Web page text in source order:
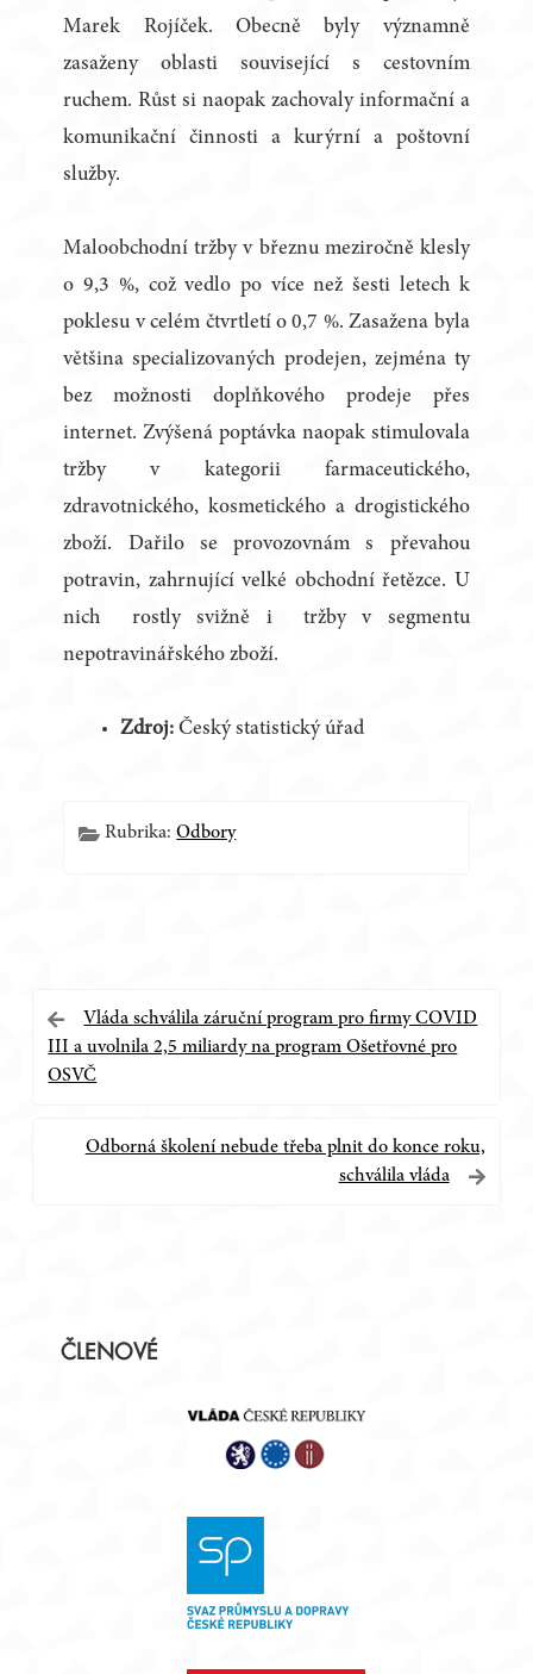
Marek Rojíček. Obecně byly významně
zasaženy oblasti související s cestovním
ruchem. Růst si naopak zachovaly informační a
komunikační činnosti a kurýrní a poštovní
služby.
Maloobchodní tržby v březnu meziročně klesly
o 9,3 %, což vedlo po více než šesti letech k
poklesu v celém čtvrtletí o 0,7 %. Zasažena byla
většina specializovaných prodejen, zejména ty
bez možnosti doplňkového prodeje přes
internet. Zvýšená poptávka naopak stimulovala
tržby v kategorii farmaceutického,
zdravotnického, kosmetického a drogistického
zboží. Dařilo se provozovnám s převahou
potravin, zahrnující velké obchodní řetězce. U
nich rostly svižně i tržby v segmentu
nepotravinářského zboží.
Zdroj: Český statistický úřad
Rubrika:Odbory
Navigace
pro
Vláda schválila záruční program pro firmy COVID
III a uvolnila 2,5 miliardy na program Ošetřovné pro
OSVČ
Odborná školení nebude třeba plnit do konce roku,
schválila vláda
ČLENOVÉ